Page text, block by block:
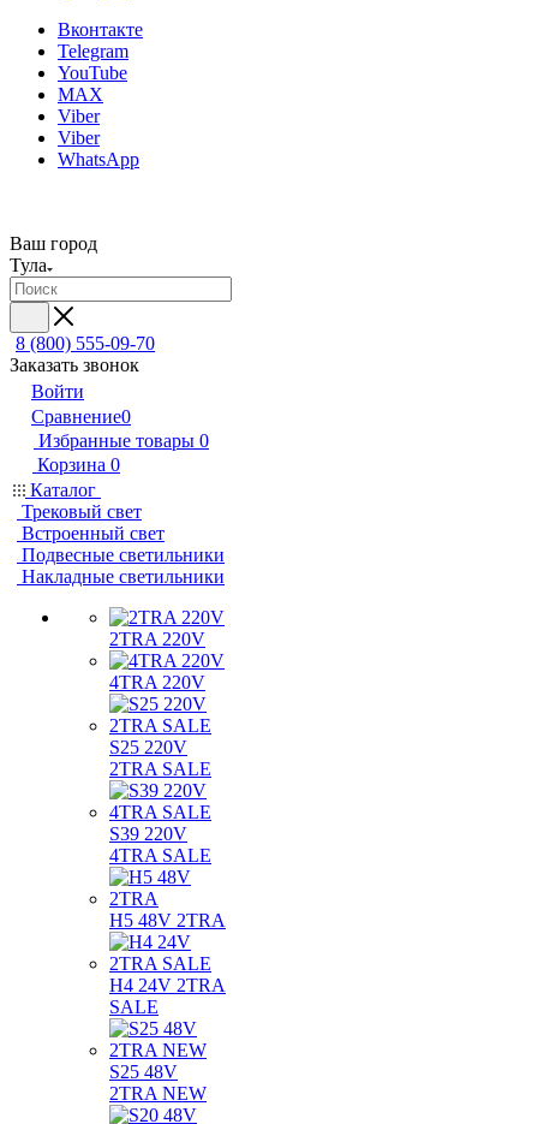
Вконтакте
Telegram
YouTube
MAX
Viber
Viber
WhatsApp
Ваш город
Тула
8 (800) 555-09-70
Заказать звонок
Войти
Сравнение0
Избранные товары 0
Корзина 0
Каталог
Трековый свет
Встроенный свет
Подвесные светильники
Накладные светильники
2TRA 220V
4TRA 220V
S25 220V
2TRA SALE
S39 220V
4TRA SALE
H5 48V 2TRA
H4 24V 2TRA
SALE
S25 48V
2TRA NEW